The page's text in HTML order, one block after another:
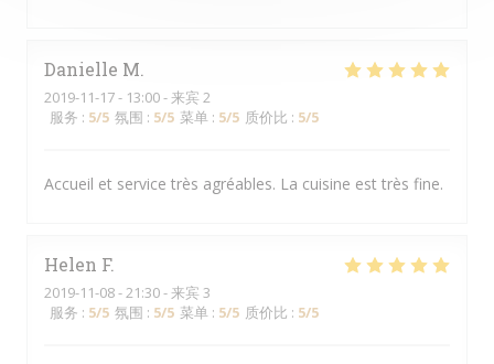
Danielle M
2019-11-17- 13:00 - 来宾 2
服务 : 5/5 氛围 : 5/5 菜单 : 5/5 质价比 : 5/5
Accueil et service très agréables. La cuisine est très fine.
Helen F
2019-11-08- 21:30 - 来宾 3
服务 : 5/5 氛围 : 5/5 菜单 : 5/5 质价比 : 5/5